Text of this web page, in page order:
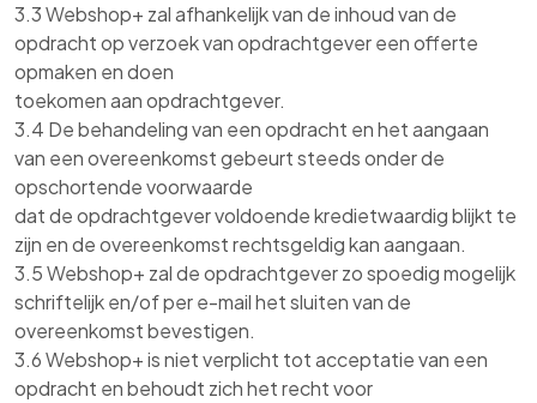
3.3 Webshop+ zal afhankelijk van de inhoud van de
opdracht op verzoek van opdrachtgever een offerte
opmaken en doen
toekomen aan opdrachtgever.
3.4 De behandeling van een opdracht en het aangaan
van een overeenkomst gebeurt steeds onder de
opschortende voorwaarde
dat de opdrachtgever voldoende kredietwaardig blijkt te
zijn en de overeenkomst rechtsgeldig kan aangaan.
3.5 Webshop+ zal de opdrachtgever zo spoedig mogelijk
schriftelijk en/of per e-mail het sluiten van de
overeenkomst bevestigen.
3.6 Webshop+ is niet verplicht tot acceptatie van een
opdracht en behoudt zich het recht voor